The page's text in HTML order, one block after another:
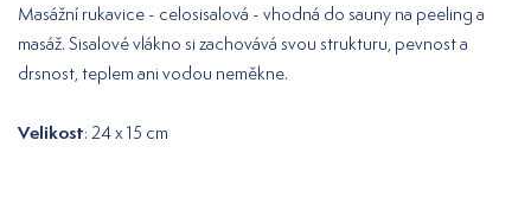
Masážní rukavice - celosisalová - vhodná do sauny na peeling a
masáž. Sisalové vlákno si zachovává svou strukturu, pevnost a
drsnost, teplem ani vodou neměkne.
Velikost: 24 x 15 cm